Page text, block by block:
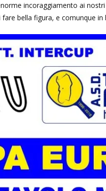
incoraggiamento ai
bella figura, e comunque